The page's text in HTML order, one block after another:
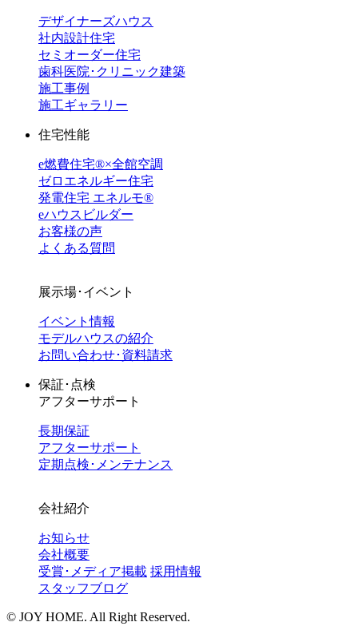
デザイナーズハウス
社内設計住宅
セミオーダー住宅
歯科医院･クリニック建築
施工事例
施工ギャラリー
住宅性能
e燃費住宅®︎×全館空調
ゼロエネルギー住宅
発電住宅 エネルモ®
eハウスビルダー
お客様の声
よくある質問
展示場･イベント
イベント情報
モデルハウスの紹介
お問い合わせ･資料請求
保証･点検
アフターサポート
長期保証
アフターサポート
定期点検･メンテナンス
会社紹介
お知らせ
会社概要
受賞･メディア掲載 採用情報
スタッフブログ
©︎ JOY HOME. All Right Reserved.